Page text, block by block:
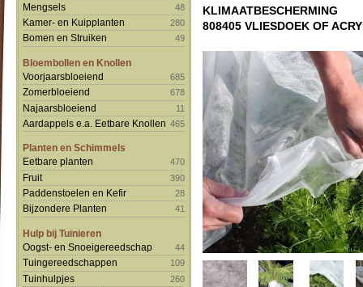
Mengsels 48
Kamer- en Kuipplanten 280
Bomen en Struiken 49
Bloembollen en Knollen
Voorjaarsbloeiend
685
Zomerbloeiend 678
Najaarsbloeiend 11
Aardappels e.a. Eetbare Knollen 465
Planten en Schimmels
Eetbare planten
470
Fruit 390
Paddenstoelen en Kefir 28
Bijzondere Planten 41
Hulp bij Tuinieren
Oogst- en Snoeigereedschap
44
Tuingereedschappen 109
Tuinhulpjes 260
KLIMAATBESCHERMING
808405 VLIESDOEK OF